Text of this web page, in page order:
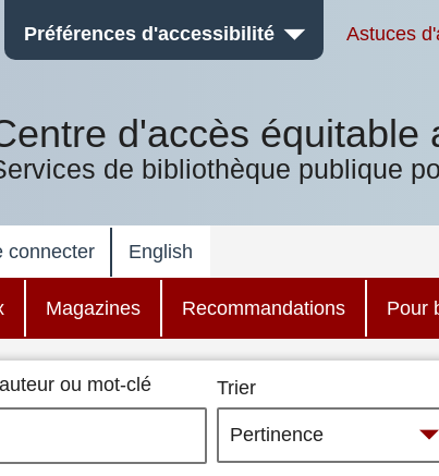
Préférences d'accessibilité Astuces
d'accès équitable
de bibliothèque publique
connecter English
Magazines Recommandations Pour
ou mot-clé Trier